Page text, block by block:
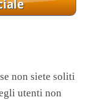
non siete soliti
utenti non